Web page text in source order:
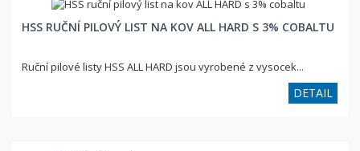
HSS RUČNÍ PILOVÝ LIST NA KOV ALL HARD S 3% COBALTU
Ruční pilové listy HSS ALL HARD jsou vyrobené z vysocek...
DETAIL